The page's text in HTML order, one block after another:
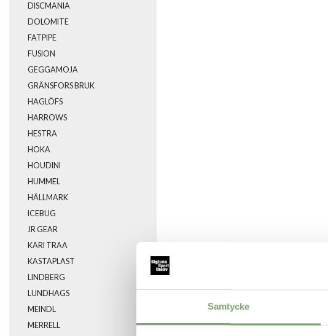
Samtycke
DISCMANIA
DOLOMITE
FATPIPE
FUSION
GEGGAMOJA
GRÄNSFORS BRUK
HAGLÖFS
HARROWS
HESTRA
HOKA
HOUDINI
HUMMEL
HÄLLMARK
ICEBUG
JR GEAR
KARI TRAA
KASTAPLAST
LINDBERG
LUNDHAGS
MEINDL
MERRELL